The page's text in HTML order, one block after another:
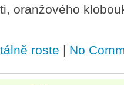
oranžového
roste | No